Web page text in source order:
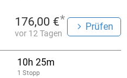
176,00 €*
vor 12 Tagen
Prüfen
10h 25m
1 Stopp